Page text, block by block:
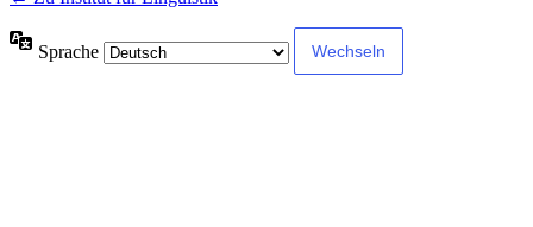
Sprache